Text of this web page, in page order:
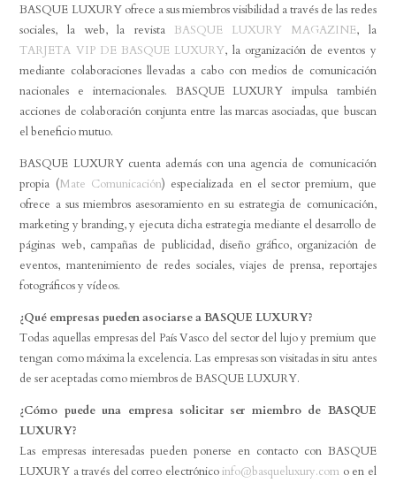
BASQUE LUXURY ofrece a sus miembros visibilidad a través de las redes
sociales, la web, la revista BASQUE LUXURY MAGAZINE, la
TARJETA VIP DE BASQUE LUXURY, la organización de eventos y
mediante colaboraciones llevadas a cabo con medios de comunicación
nacionales e internacionales. BASQUE LUXURY impulsa también
acciones de colaboración conjunta entre las marcas asociadas, que buscan
el beneficio mutuo.
BASQUE LUXURY cuenta además con una agencia de comunicación
propia (Mate Comunicación) especializada en el sector premium, que
ofrece a sus miembros asesoramiento en su estrategia de comunicación,
marketing y branding, y ejecuta dicha estrategia mediante el desarrollo de
páginas web, campañas de publicidad, diseño gráfico, organización de
eventos, mantenimiento de redes sociales, viajes de prensa, reportajes
fotográficos y vídeos.
¿Qué empresas pueden asociarse a BASQUE LUXURY?
Todas aquellas empresas del País Vasco del sector del lujo y premium que
tengan como máxima la excelencia. Las empresas son visitadas in situ antes
de ser aceptadas como miembros de BASQUE LUXURY.
¿Cómo puede una empresa solicitar ser miembro de BASQUE
LUXURY?
Las empresas interesadas pueden ponerse en contacto con BASQUE
LUXURY a través del correo electrónicoinfo@basqueluxury.com o en el